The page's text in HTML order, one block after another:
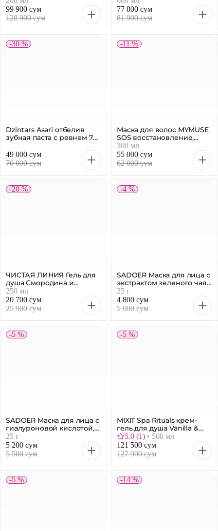
128 900 сум
81 900 сум
зубная паста с ревнем 75
мл
70 000 сум
SOS восстановление,
профессиональная, 300
мл
300 мл
55 000 сум
62 000 сум
душа Смородина и
ледяная вода, 250 мл
250 мл
20 700 сум
25 900 сум
экстрактом зеленого чая,
25 г
25 г
4 800 сум
5 000 сум
гиалуроновой кислотой,
25 г
25 г
5 200 сум
5 500 сум
гель для душа Vanilla &
Jasmine Sandal, 500 мл
5.0 (1)
500 мл
121 500 сум
127 900 сум